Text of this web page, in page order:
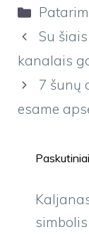
Su
kanalais
7 šunų
esame